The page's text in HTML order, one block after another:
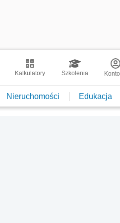
Kalkulatory Szkolenia Konto
Nieruchomości Edukacja